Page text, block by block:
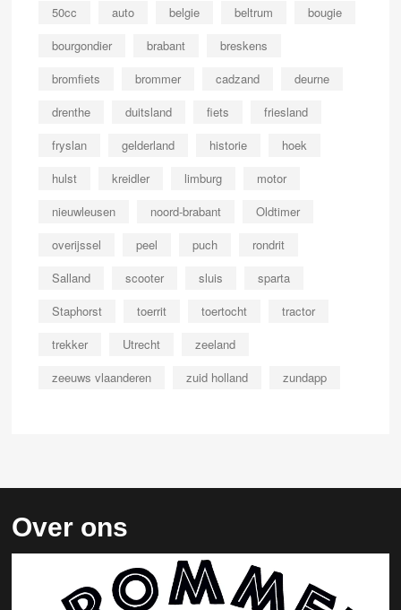
50cc auto belgie beltrum
bougie
bourgondier
brabant
breskens
bromfiets
brommer cadzand
deurne
drenthe
duitsland fiets
friesland
fryslan
gelderland historie
hoek
hulst
kreidler limburg
motor
nieuwleusen
noord-brabant
Oldtimer
overijssel
peel puch
rondrit
Salland
scooter sluis
sparta
Staphorst
toerrit toertocht
tractor
trekker
Utrecht
zeeland
zeeuws vlaanderen
zuid holland zundapp
Over ons